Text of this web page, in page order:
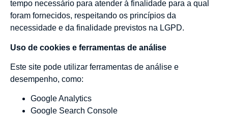
tempo necessário para atender à finalidade para a qual
foram fornecidos, respeitando os princípios da
necessidade e da finalidade previstos na LGPD.
Uso de cookies e ferramentas de análise
Este site pode utilizar ferramentas de análise e
desempenho, como:
Google Analytics
Google Search Console